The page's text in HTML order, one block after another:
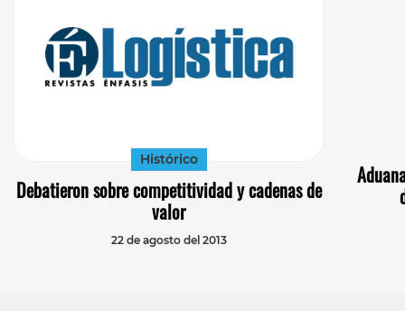
Histórico
Debatieron sobre competitividad y cadenas de
valor
22 de agosto del 2013